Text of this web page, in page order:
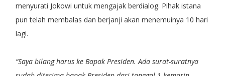
menyurati Jokowi untuk mengajak berdialog. Pihak istana
pun telah membalas dan berjanji akan menemuinya 10 hari
lagi.
“Saya bilang harus ke Bapak Presiden. Ada surat-suratnya